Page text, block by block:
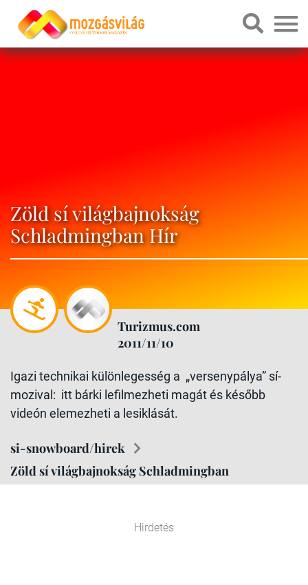
Zöld sí világbajnokság
Schladmingban Hír
Turizmus.com
2011/11/10
Igazi technikai különlegesség a „versenypálya” sí-
mozival: itt bárki lefilmezheti magát és később
videón elemezheti a lesiklását.
si-snowboard/hirek
Zöld sí világbajnokság Schladmingban
Hirdetés